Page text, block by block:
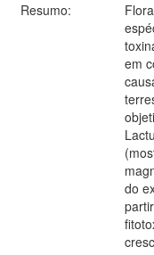
Resumo:
em
do